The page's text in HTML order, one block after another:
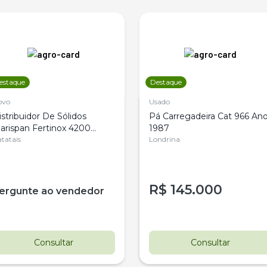
De Sólidos
Fertinox 4200
ao vendedor
Consultar
Destaque
Usado
Pá Carregadeira Cat 966
1987
Londrina
R$ 145.000
Consultar